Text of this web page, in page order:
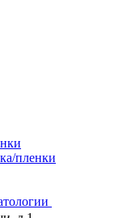
пленки